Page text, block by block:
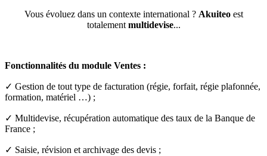
Vous évoluez dans un contexte international ? Akuiteoest
totalement multidevise...
Fonctionnalités du module Ventes :
✓ Gestion de tout type de facturation (régie, forfait, régie plafonnée,
formation, matériel …) ;
✓ Multidevise, récupération automatique des taux de la Banque de
France ;
✓ Saisie, révision et archivage des devis ;